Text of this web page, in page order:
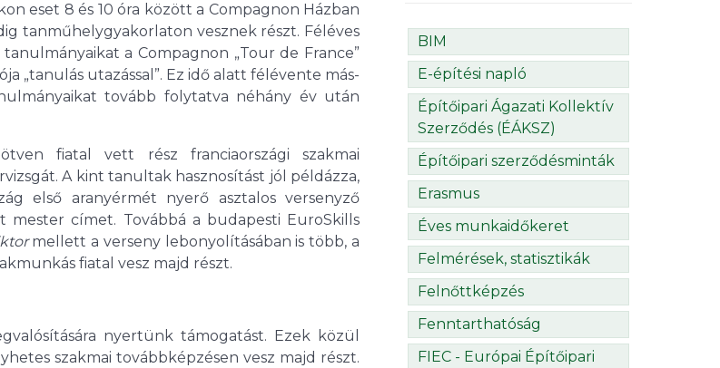
eset 8 és 10 óra között a Compagnon Házban
tanműhelygyakorlaton vesznek részt. Féléves
a Compagnon „Tour de France”
„tanulás utazással”. Ez idő alatt félévente más-
tovább folytatva néhány év után
fiatal vett rész franciaországi szakmai
A kint tanultak hasznosítást jól példázza,
első aranyérmét nyerő asztalos versenyző
mester címet. Továbbá a budapesti EuroSkills
mellett a verseny lebonyolításában is több, a
fiatal vesz majd részt.
nyertünk támogatást. Ezek közül
szakmai továbbképzésen vesz majd részt.
BIM
E-építési napló
Építőipari Ágazati Kollektív
Szerződés (ÉÁKSZ)
Építőipari szerződésminták
Erasmus
Éves munkaidőkeret
Felmérések, statisztikák
Felnőttképzés
Fenntarthatóság
FIEC - Európai Építőipari